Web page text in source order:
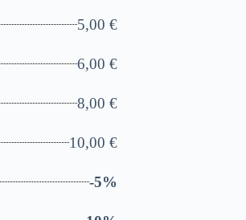
5,00 €
6,00 €
8,00 €
10,00 €
-5%